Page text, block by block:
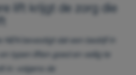
lift krijgt de zorg die
NEN bevestigt dat een bedrijf in
typen liften goed en veilig te
in: volgens de